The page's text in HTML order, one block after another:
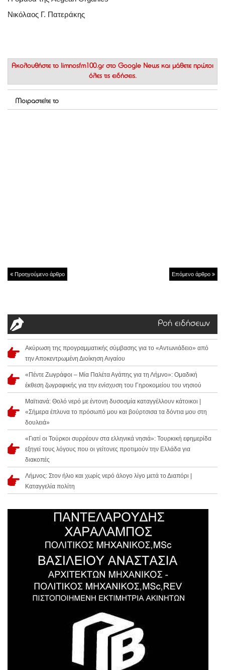
Νικόλαος Γ. Πατεράκης
Ακολουθήστε το limnosfm100.gr στο Google News και μάθετε πρώτοι
όλες τις ειδήσεις.
Μοιραστείτε το
Προηγούμενο άρθρο Επόμενο άρθρο
Ροή ειδήσεων
Ακύρωση της προγραμματικής σύμβασης για το «Αντωνιάδειο» από
την Αποκεντρωμένη Διοίκηση Αιγαίου
«Πέντε Ζωγράφοι – Μία Παλέτα Αγάπης για τη Λήμνο»: Ομαδική
έκθεση ζωγραφικής για την ενίσχυση του Γηροκομείου του νησιού
Μαϊτιανά: Θολό νερό με έντονη δυσοσμία καταγγέλλουν κάτοικοι |
«Σήμερα έπλυνα το πρόσωπό μου και βούρτσισα τα δόντια μου στη
δουλειά»
«Γιατί οι Τούρκοι συρρέουν στα ελληνικά νησιά»: Τουρκική εφημερίδα
εξηγεί τους λόγους που οι γείτονες προτιμούν την Ελλάδα για
διακοπές
Λήμνος: Στον ήλιο και χωρίς νερό άλογο λίγο μετά το Διαπόρι |
Καταγγελία πολίτη